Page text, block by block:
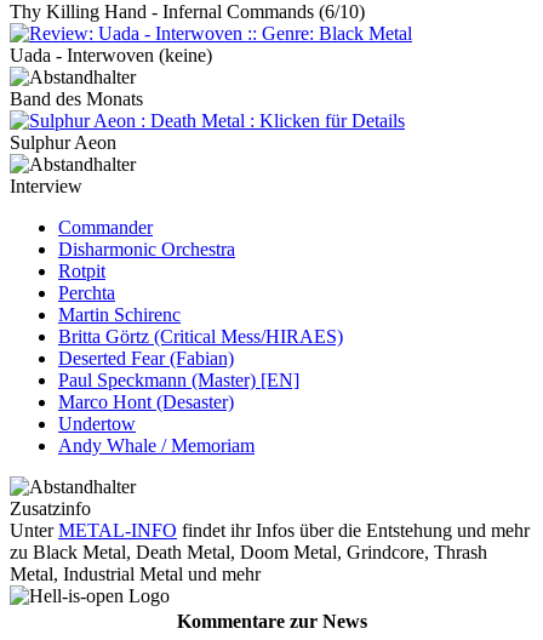
Thy Killing Hand - Infernal Commands (6/10)
Uada - Interwoven (keine)
Band des Monats
Sulphur Aeon
Interview
Commander
Disharmonic Orchestra
Rotpit
Perchta
Martin Schirenc
Britta Görtz (Critical Mess/HIRAES)
Deserted Fear (Fabian)
Paul Speckmann (Master) [EN]
Marco Hont (Desaster)
Undertow
Andy Whale / Memoriam
Zusatzinfo
UnterMETAL-INFO findet ihr Infos über die Entstehung und mehr
zu Black Metal, Death Metal, Doom Metal, Grindcore, Thrash
Metal, Industrial Metal und mehr
Kommentare zur News